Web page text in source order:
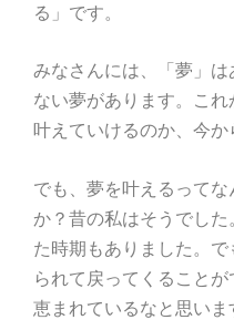
る」です。
みなさんには、「夢」
ない夢があります。こ
叶えていけるのか、今か
でも、夢を叶えるって
か？昔の私はそうでし
た時期もありました。
られて戻ってくること
恵まれているなと思いま